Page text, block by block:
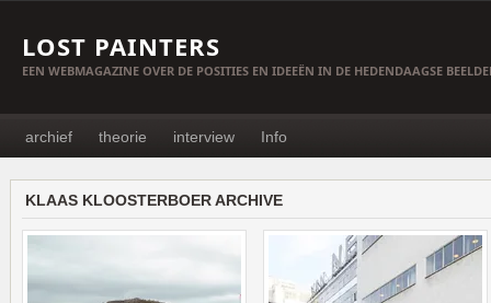
LOST PAINTERS
EEN WEBMAGAZINE OVER DE POSITIES EN IDEEËN IN DE HEDENDAAGSE
archief theorie interview Info
KLAAS KLOOSTERBOER ARCHIVE